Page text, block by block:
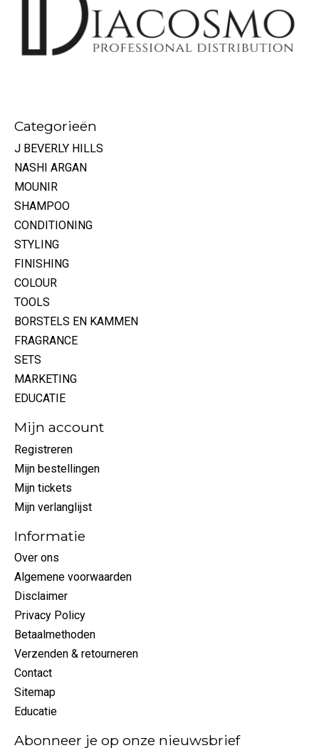
Categorieën
J BEVERLY HILLS
NASHI ARGAN
MOUNIR
SHAMPOO
CONDITIONING
STYLING
FINISHING
COLOUR
TOOLS
BORSTELS EN KAMMEN
FRAGRANCE
SETS
MARKETING
EDUCATIE
Mijn account
Registreren
Mijn bestellingen
Mijn tickets
Mijn verlanglijst
Informatie
Over ons
Algemene voorwaarden
Disclaimer
Privacy Policy
Betaalmethoden
Verzenden & retourneren
Contact
Sitemap
Educatie
Abonneer je op onze nieuwsbrief